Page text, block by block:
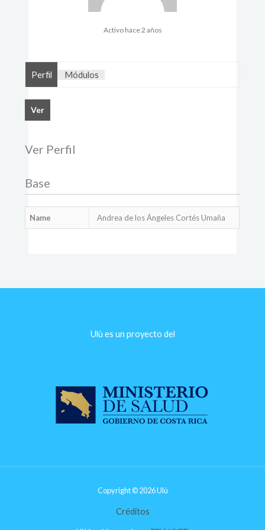
Activo hace 2 años
Perfil Módulos
Ver
Ver Perfil
Base
Name Andrea de los Ángeles Cortés Umaña
Ulù es un proyecto del​
Copyright © 2026 Ulù
Créditos